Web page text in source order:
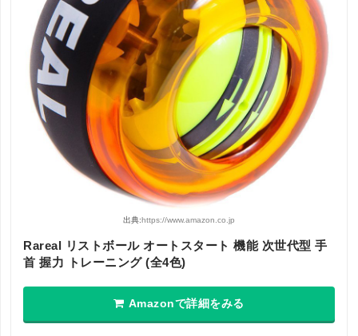
出典:https://www.amazon.co.jp
Rareal リストボール オートスタート 機能 次世代型 手
首 握力 トレーニング (全4色)
Amazonで詳細をみる